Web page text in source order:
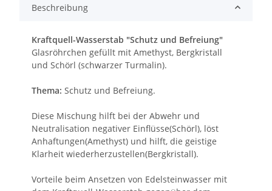
Beschreibung
Kraftquell-Wasserstab "Schutz und Befreiung"
Glasröhrchen gefüllt mit Amethyst, Bergkristall
und Schörl (schwarzer Turmalin).
Thema: Schutz und Befreiung.
Diese Mischung hilft bei der Abwehr und
Neutralisation negativer Einflüsse(Schörl), löst
Anhaftungen(Amethyst) und hilft, die geistige
Klarheit wiederherzustellen(Bergkristall).
Vorteile beim Ansetzen von Edelsteinwasser mit